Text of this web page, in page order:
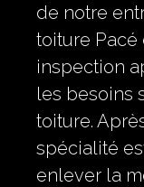
de notre
toiture
inspection
les besoins
toiture.
spécialité
enlever la